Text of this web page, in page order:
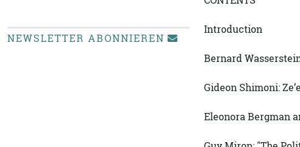
NEWSLETTER ABONNIEREN
Introduction
Bernard
Gideon Shimoni:
Eleonora Bergman